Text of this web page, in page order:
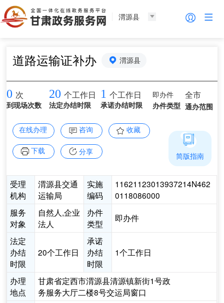
渭源县
道路运输证补办 渭源县
0 次
到现场次数
20 个工作日
法定办结时限
1 个工作日
承诺办结时限
即办件
办件类型
全市
通办范围
在线办理 咨询 收藏
下载 分享
受理
机构
渭源县交通
运输局
实施
编码
11621123013937214N462
0118086000
服务
对象
自然人,企业
法人
办件
类型
即办件
法定
办结
时限
20个工作日
承诺
办结
时限
1个工作日
办理
地点
甘肃省定西市渭源县清源镇新街1号政
务服务大厅二楼8号交运局窗口
简版指南